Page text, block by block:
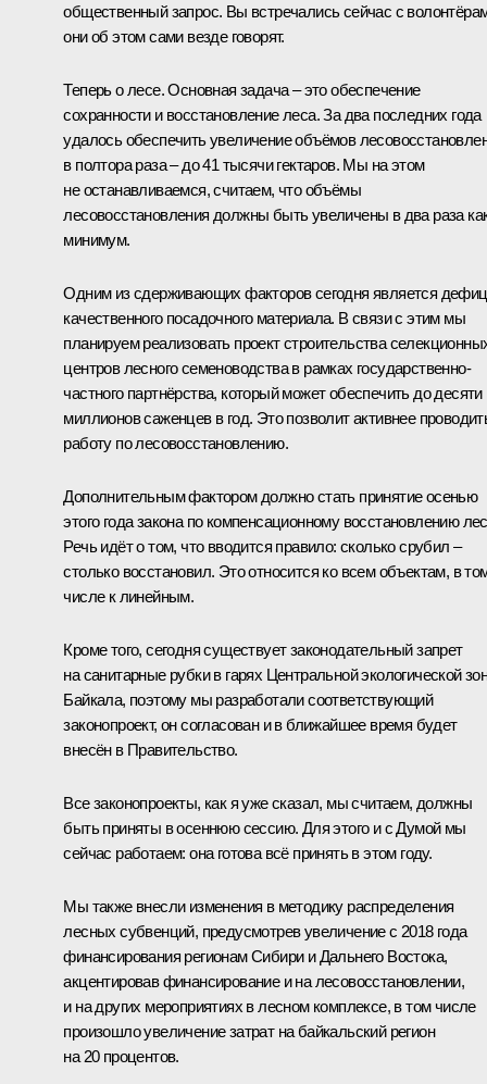
общественный запрос. Вы встречались сейчас с
они об этом сами везде говорят.
Теперь о лесе. Основная задача – это обеспечение
сохранности и восстановление леса. За два последних года
удалось обеспечить увеличение объёмов
в полтора раза – до 41 тысячи гектаров. Мы на этом
не останавливаемся, считаем, что объёмы
лесовосстановления должны быть увеличены в два раза
минимум.
Одним из сдерживающих факторов сегодня является
качественного посадочного материала. В связи с этим мы
планируем реализовать проект строительства
центров лесного семеноводства в рамках государственно-
частного партнёрства, который может обеспечить до десяти
миллионов саженцев в год. Это позволит активнее
работу по лесовосстановлению.
Дополнительным фактором должно стать принятие осенью
этого года закона по компенсационному восстановлению
Речь идёт о том, что вводится правило: сколько срубил –
столько восстановил. Это относится ко всем объектам, в
числе к линейным.
Кроме того, сегодня существует законодательный запрет
на санитарные рубки в гарях Центральной экологической
Байкала, поэтому мы разработали соответствующий
законопроект, он согласован и в ближайшее время будет
внесён в Правительство.
Все законопроекты, как я уже сказал, мы считаем, должны
быть приняты в осеннюю сессию. Для этого и с Думой мы
сейчас работаем: она готова всё принять в этом году.
Мы также внесли изменения в методику распределения
лесных субвенций, предусмотрев увеличение с 2018 года
финансирования регионам Сибири и Дальнего Востока,
акцентировав финансирование и на лесовосстановлении,
и на других мероприятиях в лесном комплексе, в том числе
произошло увеличение затрат на байкальский регион
на 20 процентов.